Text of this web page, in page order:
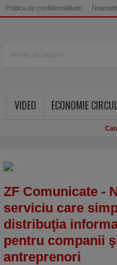
Politica de confidentialitate
VIDEO
ECONOMIE
ZF Comunicate -
serviciu care
distribuţia
pentru companii
antreprenori